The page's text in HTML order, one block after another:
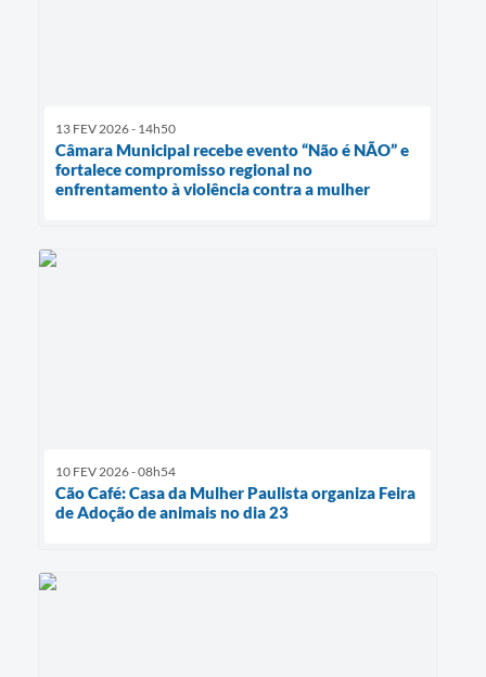
13 FEV 2026 - 14h50
Câmara Municipal recebe evento “Não é NÃO” e
fortalece compromisso regional no
enfrentamento à violência contra a mulher
10 FEV 2026 - 08h54
Cão Café: Casa da Mulher Paulista organiza Feira
de Adoção de animais no dia 23